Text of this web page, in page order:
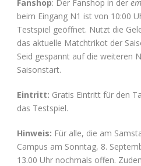
Fanshop: Der Fanshop in der
beim Eingang N1 ist von 10:00
Testspiel geöffnet. Nutzt die
das aktuelle Matchtrikot der
Seid gespannt auf die weiteren
Saisonstart.
Eintritt: Gratis Eintritt für den
das Testspiel.
Hinweis: Für alle, die am
Campus am Sonntag, 8.
13.00 Uhr nochmals offen.